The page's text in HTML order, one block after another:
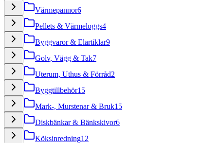
Värmepannor6
Pellets & Värmeloggs4
Byggvaror & Elartiklar9
Golv, Vägg & Tak7
Uterum, Uthus & Förråd2
Byggtillbehör15
Mark-, Murstenar & Bruk15
Diskbänkar & Bänkskivor6
Köksinredning12